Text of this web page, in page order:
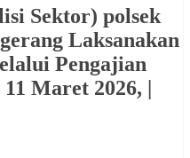
Sektor) polsek
Laksanakan
Pengajian
Maret 2026, |